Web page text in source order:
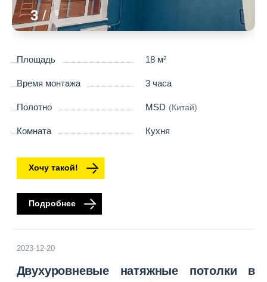
3/ 5
Площадь 18 м2
Время монтажа 3 часа
Полотно MSD (Китай)
Комната Кухня
Хочу такой!
Подробнее
2023-12-20
Двухуровневые натяжные потолки в